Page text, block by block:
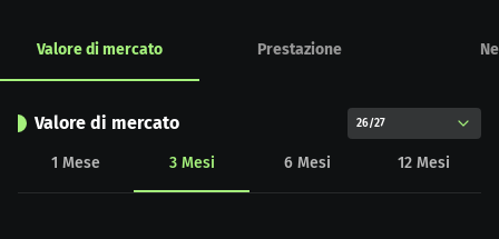
Valore di mercato Prestazione
Valore di mercato 26/27
1 Mese 3 Mesi 6 Mesi 12 Mesi